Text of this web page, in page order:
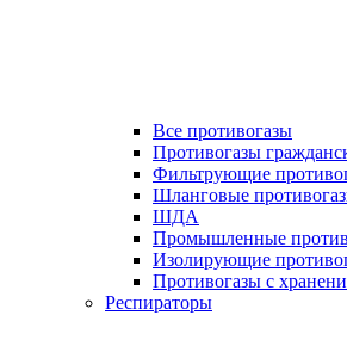
Все противогазы
Противогазы
Фильтрующие
Шланговые
ШДА
Промышленные
Изолирующие
Противогазы с
Респираторы